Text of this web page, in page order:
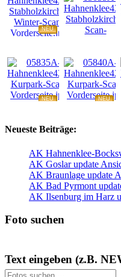
NEU
NEU
NEU
Neueste Beiträge:
AK Hahnenklee-
AK Goslar update
AK Braunlage update
AK Bad Pyrmont
AK Ilsenburg im Harz
Foto suchen
Text eingeben (z.B.